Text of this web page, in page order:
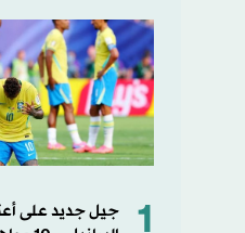
1
جيل جديد على